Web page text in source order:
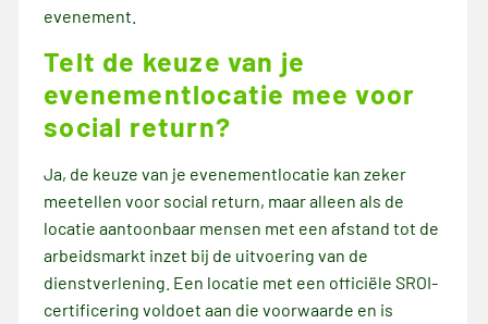
evenement.
Telt de keuze van je
evenementlocatie mee voor
social return?
Ja, de keuze van je evenementlocatie kan zeker
meetellen voor social return, maar alleen als de
locatie aantoonbaar mensen met een afstand tot de
arbeidsmarkt inzet bij de uitvoering van de
dienstverlening. Een locatie met een officiële SROI-
certificering voldoet aan die voorwaarde en is